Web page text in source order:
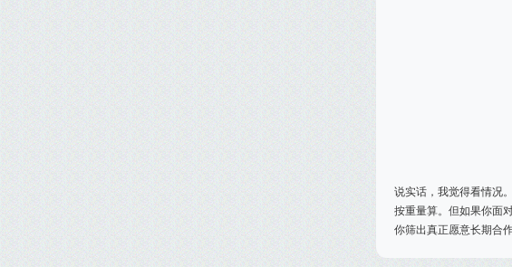
说实话，我觉得看情况
按重量算。但如果你面
你筛出真正愿意长期合